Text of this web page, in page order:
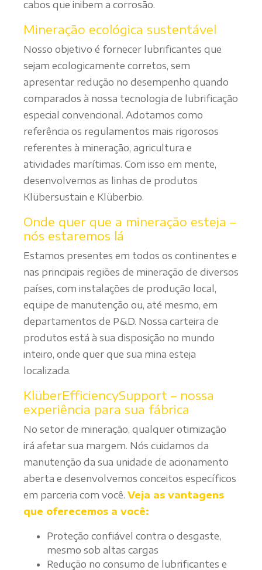
cabos que inibem a corrosão.
Mineração ecológica sustentável
Nosso objetivo é fornecer lubrificantes que
sejam ecologicamente corretos, sem
apresentar redução no desempenho quando
comparados à nossa tecnologia de lubrificação
especial convencional. Adotamos como
referência os regulamentos mais rigorosos
referentes à mineração, agricultura e
atividades marítimas. Com isso em mente,
desenvolvemos as linhas de produtos
Klübersustain e Klüberbio.
Onde quer que a mineração esteja –
nós estaremos lá
Estamos presentes em todos os continentes e
nas principais regiões de mineração de diversos
países, com instalações de produção local,
equipe de manutenção ou, até mesmo, em
departamentos de P&D. Nossa carteira de
produtos está à sua disposição no mundo
inteiro, onde quer que sua mina esteja
localizada.
KlüberEfficiencySupport – nossa
experiência para sua fábrica
No setor de mineração, qualquer otimização
irá afetar sua margem. Nós cuidamos da
manutenção da sua unidade de acionamento
aberta e desenvolvemos conceitos específicos
em parceria com você. Veja as vantagens
que oferecemos a você:
Proteção confiável contra o desgaste,
mesmo sob altas cargas
Redução no consumo de lubrificantes e